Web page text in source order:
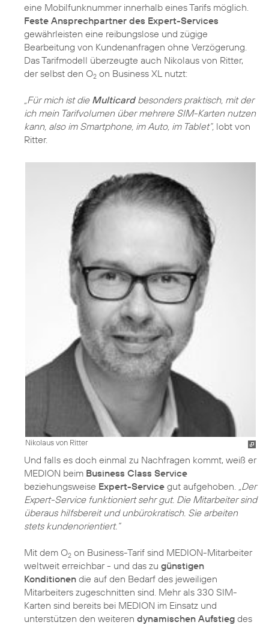
eine Mobilfunknummer innerhalb eines Tarifs möglich.
Feste Ansprechpartner des Expert-Services
gewährleisten eine reibungslose und zügige
Bearbeitung von Kundenanfragen ohne Verzögerung.
Das Tarifmodell überzeugte auch Nikolaus von Ritter,
der selbst den O2 on Business XL nutzt:
„Für mich ist die Multicardbesonders praktisch, mit der
ich mein Tarifvolumen über mehrere SIM-Karten nutzen
kann, also im Smartphone, im Auto, im Tablet“, lobt von
Ritter.
Nikolaus von Ritter
Und falls es doch einmal zu Nachfragen kommt, weiß er
MEDION beim Business Class Service
beziehungsweise Expert-Service gut aufgehoben. „Der
Expert-Service funktioniert sehr gut. Die Mitarbeiter sind
überaus hilfsbereit und unbürokratisch. Sie arbeiten
stets kundenorientiert.“
Mit dem O2 on Business-Tarif sind MEDION-Mitarbeiter
weltweit erreichbar - und das zu günstigen
Konditionen die auf den Bedarf des jeweiligen
Mitarbeiters zugeschnitten sind. Mehr als 330 SIM-
Karten sind bereits bei MEDION im Einsatz und
unterstützen den weiteren dynamischen Aufstieg des